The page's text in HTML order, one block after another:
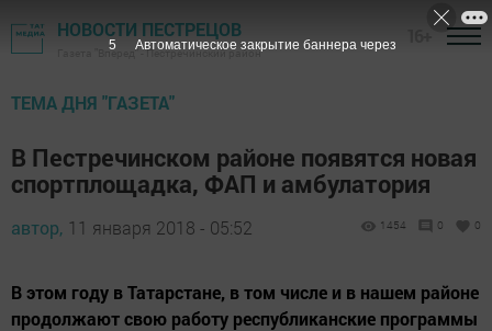
НОВОСТИ ПЕСТРЕЦОВ
Газета "Вперед" - Пестречинский район
ТЕМА ДНЯ "ГАЗЕТА"
В Пестречинском районе появятся новая
спортплощадка, ФАП и амбулатория
автор, 11 января 2018 - 05:52 1454 0 0
В этом году в Татарстане, в том числе и в нашем районе
продолжают свою работу республиканские программы
4 Автоматическое закрытие баннера через